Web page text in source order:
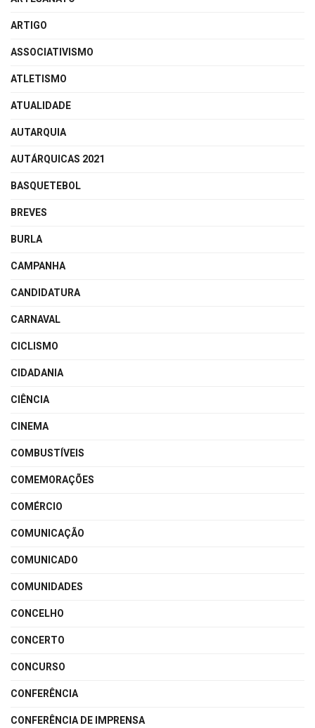
ARTIGO
ASSOCIATIVISMO
ATLETISMO
ATUALIDADE
AUTARQUIA
AUTÁRQUICAS 2021
BASQUETEBOL
BREVES
BURLA
CAMPANHA
CANDIDATURA
CARNAVAL
CICLISMO
CIDADANIA
CIÊNCIA
CINEMA
COMBUSTÍVEIS
COMEMORAÇÕES
COMÉRCIO
COMUNICAÇÃO
COMUNICADO
COMUNIDADES
CONCELHO
CONCERTO
CONCURSO
CONFERÊNCIA
CONFERÊNCIA DE IMPRENSA